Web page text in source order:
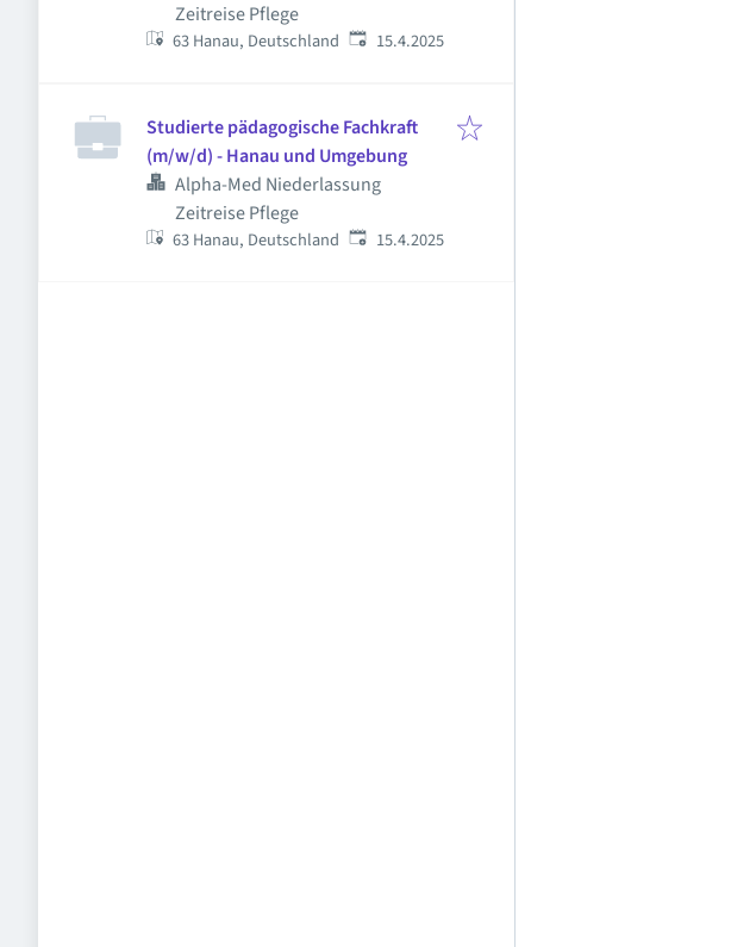
Zeitreise Pflege
63 Hanau, Deutschland Veröffentlicht
15.4.2025
Studierte pädagogische Fachkraft
(m/w/d) - Hanau und Umgebung
Alpha-Med Niederlassung
Zeitreise Pflege
63 Hanau, Deutschland Veröffentlicht
15.4.2025